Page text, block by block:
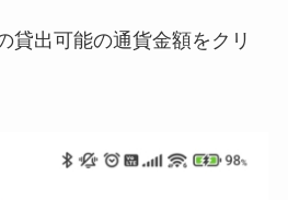
貸出可能の通貨金額をクリ